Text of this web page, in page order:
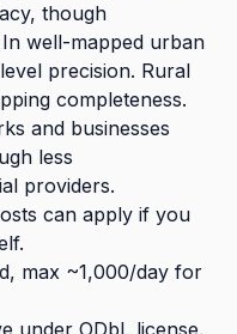
though
well-mapped urban
precision. Rural
completeness.
and businesses
less
providers.
can apply if you
max ~1,000/day for